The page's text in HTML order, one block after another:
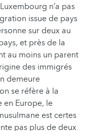
n’a pas
issue de pays
sur deux au
et près de la
au moins un parent
des immigrés
demeure
se réfère à la
Europe, le
est certes
pas plus de deux